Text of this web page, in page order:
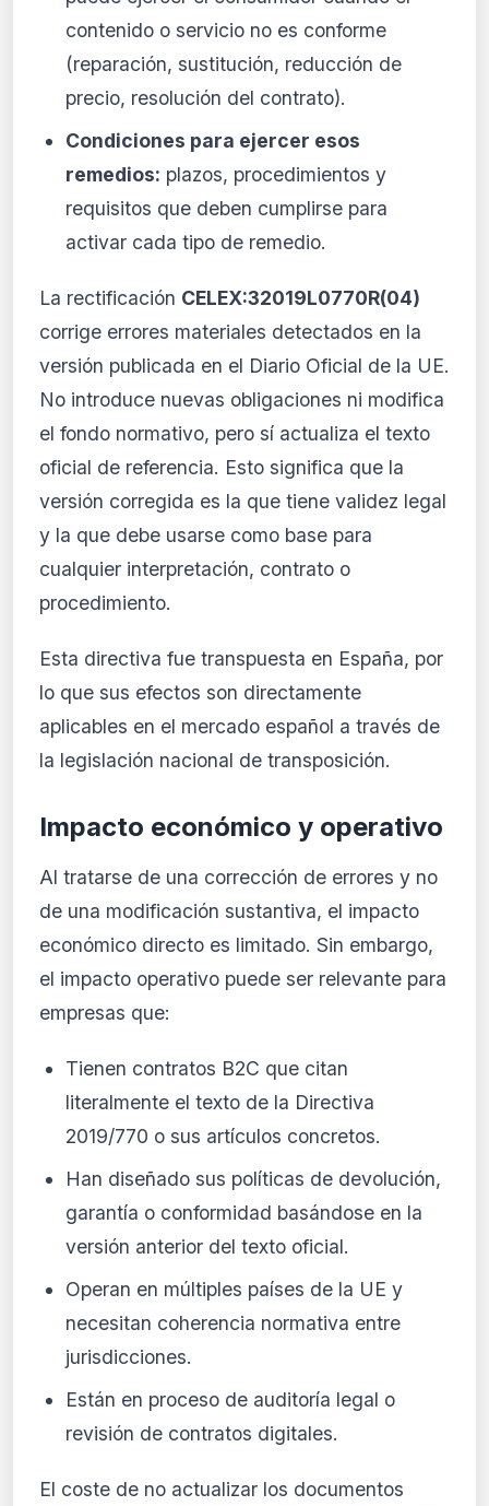
contenido o servicio no es conforme
(reparación, sustitución, reducción de
precio, resolución del contrato).
Condiciones para ejercer esos
remedios: plazos, procedimientos y
requisitos que deben cumplirse para
activar cada tipo de remedio.
La rectificación CELEX:32019L0770R(04)
corrige errores materiales detectados en la
versión publicada en el Diario Oficial de la UE.
No introduce nuevas obligaciones ni modifica
el fondo normativo, pero sí actualiza el texto
oficial de referencia. Esto significa que la
versión corregida es la que tiene validez legal
y la que debe usarse como base para
cualquier interpretación, contrato o
procedimiento.
Esta directiva fue transpuesta en España, por
lo que sus efectos son directamente
aplicables en el mercado español a través de
la legislación nacional de transposición.
Impacto económico y operativo
Al tratarse de una corrección de errores y no
de una modificación sustantiva, el impacto
económico directo es limitado. Sin embargo,
el impacto operativo puede ser relevante para
empresas que:
Tienen contratos B2C que citan
literalmente el texto de la Directiva
2019/770 o sus artículos concretos.
Han diseñado sus políticas de devolución,
garantía o conformidad basándose en la
versión anterior del texto oficial.
Operan en múltiples países de la UE y
necesitan coherencia normativa entre
jurisdicciones.
Están en proceso de auditoría legal o
revisión de contratos digitales.
El coste de no actualizar los documentos